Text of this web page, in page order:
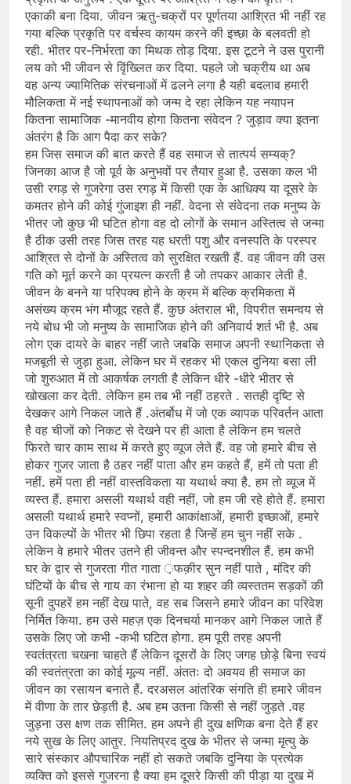
एकाकी बना दिया. जीवन ऋतु-चक्रों पर पूर्णतया आश्रित भी नहीं रह
गया बल्कि प्रकृति पर वर्चस्व कायम करने की इच्छा के बलवती हो
रही. भीतर पर-निर्भरता का मिथक तोड़ दिया. इस टूटने ने उस पुरानी
लय को भी जीवन से विृंख्लित कर दिया. पहले जो चक्रीय था अब
वह अन्य ज्यामितिक संरचनाओं में ढलने लगा है यही बदलाव हमारी
मौलिकता में नई स्थापनाओं को जन्म दे रहा लेकिन यह नयापन
कितना सामाजिक -मानवीय होगा कितना संवेदन ? जुड़ाव क्या इतना
अंतरंग है कि आग पैदा कर सके?
हम जिस समाज की बात करते हैं वह समाज से तात्पर्य सम्यक्‌‍?
जिनका आज है जो पूर्व के अनुभवों पर तैयार हुआ है. उसका कल भी
उसी रगड़ से गुजरेगा उस रगड़ में किसी एक के आधिक्य या दूसरे के
कमतर होने की कोई गुंजाइश ही नहीं. वेदना से संवेदना तक मनुष्य के
भीतर जो कुछ भी घटित होगा वह दो लोगों के समान अस्तित्व से जन्मा
है ठीक उसी तरह जिस तरह यह धरती पशु और वनस्पति के परस्पर
आश्रित से दोनों के अस्तित्व को सुरक्षित रखती हैं. वह जीवन की उस
गति को मूर्त करने का प्रयत्न करती है जो तपकर आकार लेती है.
जीवन के बनने या परिपक्व होने के क्रम में बल्कि क्रमिकता में
असंख्य क्रम भंग मौजूद रहते हैं. कुछ अंतराल भी, विपरीत समन्वय से
नये बोध भी जो मनुष्य के सामाजिक होने की अनिवार्य शर्त भी है. अब
लोग एक दायरे के बाहर नहीं जाते जबकि समाज अपनी स्थानिकता से
मजबूती से जुड़ा हुआ. लेकिन घर में रहकर भी एकल दुनिया बसा ली
जो शुरुआत में तो आकर्षक लगती है लेकिन धीरे -धीरे भीतर से
खोखला कर देती. लेकिन हम तब भी नहीं ठहरते . सतही दृष्टि से
देखकर आगे निकल जाते हैं .अंतर्बोध में जो एक व्यापक परिवर्तन आता
है वह चीजों को निकट से देखने पर ही आता है लेकिन हम चलते
फिरते चार काम साथ में करते हुए व्यूज लेते हैं. वह जो हमारे बीच से
होकर गुजर जाता है ठहर नहीं पाता और हम कहते हैं, हमें तो पता ही
नहीं. हमें पता ही नहीं वास्तविकता या यथार्थ क्या है. हम तो व्यूज में
व्यस्त हैं. हमारा असली यथार्थ वही नहीं, जो हम जी रहे होते हैं. हमारा
असली यथार्थ हमारे स्वप्नों, हमारी आकांक्षाओं, हमारी इच्छाओं, हमारे
उन विकल्पों के भीतर भी छिपा रहता है जिन्हें हम चुन नहीं सके .
लेकिन वे हमारे भीतर उतने ही जीवन्त और स्पन्दनशील हैं. हम कभी
घर के द्वार से गुजरता गीत गाता ़फक़ीर सुन नहीं पाते , मंदिर की
घंटियों के बीच से गाय का रंभाना हो या शहर की व्यस्ततम सड़कों की
सूनी दुपहरें हम नहीं देख पाते, वह सब जिसने हमारे जीवन का परिवेश
निर्मित किया. हम उसे महज़ एक दिनचर्या मानकर आगे निकल जाते हैं
उसके लिए जो कभी -कभी घटित होगा. हम पूरी तरह अपनी
स्वतंत्रता चखना चाहते हैं लेकिन दूसरों के लिए जगह छोड़े बिना स्वयं
की स्वतंत्रता का कोई मूल्य नहीं. अंततः दो अवयव ही समाज का
जीवन का रसायन बनाते हैं. दरअसल आंतरिक संगति ही हमारे जीवन
में वीणा के तार छेड़ती है. अब हम उतना किसी से नहीं जुड़ते .वह
जुड़ना उस क्षण तक सीमित. हम अपने ही दुख क्षणिक बना देते हैं हर
नये सुख के लिए आतुर. नियतिप्रद दुख के भीतर से जन्मा मृत्यु के
सारे संस्कार औपचारिक नहीं हो सकते जबकि दुनिया के प्रत्येक
व्यक्ति को इससे गुजरना है क्या हम दूसरे किसी की पीड़ा या दुख में